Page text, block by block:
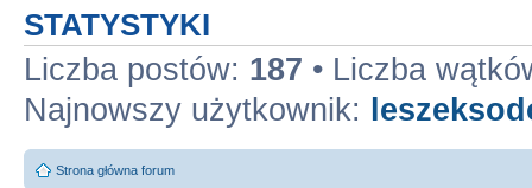
STATYSTYKI
Liczba postów: 187 • Liczba
Najnowszy użytkownik:
Strona główna forum